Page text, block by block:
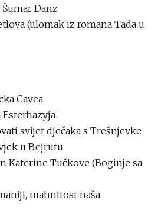
Danz
(ulomak iz romana Tada u
Cavea
Esterhazyja
svijet dječaka s Trešnjevke
u Bejrutu
Katerine Tučkove (Boginje sa
mahnitost naša